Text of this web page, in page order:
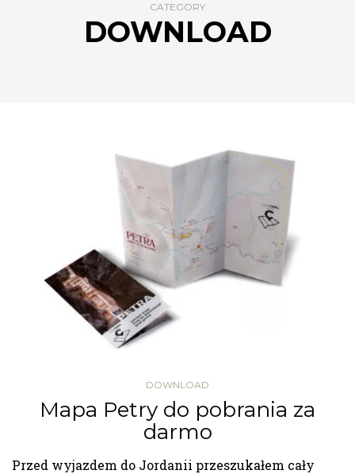
CATEGORY
DOWNLOAD
DOWNLOAD
Mapa Petry do pobrania za
darmo
Przed wyjazdem do Jordanii przeszukałem cały